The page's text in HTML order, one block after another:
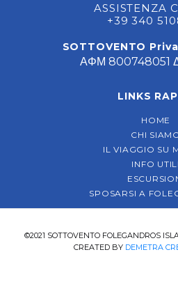
ASSISTENZA
+39 340
SOTTOVENTO
ΑΦΜ 800748051
LINKS
HOME
CHI
IL VIAGGIO SU
INFO UTILI
SPOSARSI A
©2021 SOTTOVENTO FOLEGANDROS
CREATED BY DEMETRA